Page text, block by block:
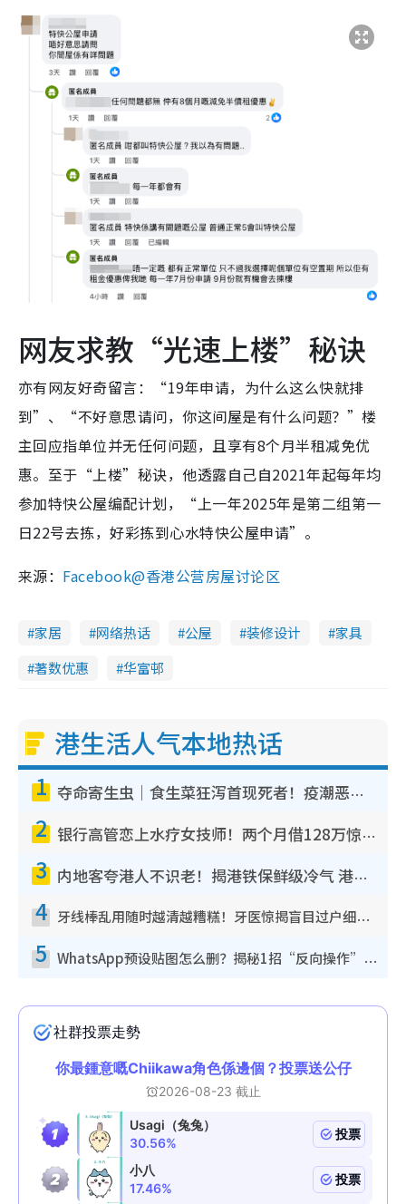
网友求教“光速上楼”秘诀
亦有网友好奇留言：“19年申请，为什么这么快就排
到”、“不好意思请问，你这间屋是有什么问题？”楼
主回应指单位并无任何问题，且享有8个月半租减免优
惠。至于“上楼”秘诀，他透露自己自2021年起每年均
参加特快公屋编配计划，“上一年2025年是第二组第一
日22号去拣，好彩拣到心水特快公屋申请”。
来源： Facebook@香港公营房屋讨论区
家居 网络热话 公屋 装修设计
家具
著数优惠
华富邨
港生活人气本地热话
1 夺命寄生虫｜食生菜狂泻首现死者！疫潮恶化录1.8万宗病例 揭洗菜3大谬误
2 银行高管恋上水疗女技师！两个月借128万惊觉“沉船”沉落火海 揭背后疑似邪教操控卖淫
3 内地客夸港人不识老！揭港铁保鲜级冷气 港人求放过：别投诉
4 牙线棒乱用随时越清越糟糕！牙医惊揭盲目过户细菌恐致蛀牙：这种才是日常真保养
5 WhatsApp预设贴图怎么删？揭秘1招“反向操作”还原简洁界面 附3步实测教程